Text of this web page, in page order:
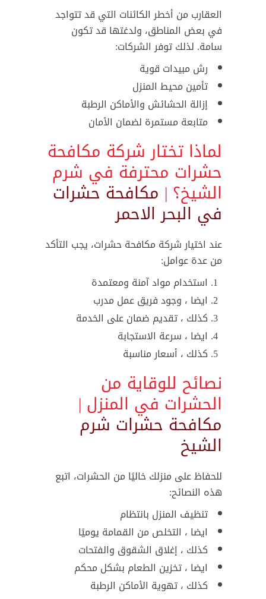
العقارب من أخطر الكائنات التي قد تتواجد
في بعض المناطق، ولدغتها قد تكون
سامة. لذلك توفر الشركات:
رش مبيدات قوية
تأمين محيط المنزل
إزالة الحشائش والأماكن الرطبة
متابعة مستمرة لضمان الأمان
لماذا تختار شركة مكافحة
حشرات محترفة في شرم
الشيخ؟ | مكافحة حشرات
في البحر الاحمر
عند اختيار شركة مكافحة حشرات، يجب التأكد
من عدة عوامل:
استخدام مواد آمنة ومعتمدة
ايضا ، وجود فريق عمل مدرب
كذلك ، تقديم ضمان على الخدمة
ايضا ، سرعة الاستجابة
كذلك ، أسعار مناسبة
نصائح للوقاية من
الحشرات في المنزل |
مكافحة حشرات شرم
الشيخ
للحفاظ على منزلك خاليًا من الحشرات، اتبع
هذه النصائح:
تنظيف المنزل بانتظام
ايضا ، التخلص من القمامة يوميًا
كذلك ، إغلاق الشقوق والفتحات
ايضا ، تخزين الطعام بشكل محكم
كذلك ، تهوية الأماكن الرطبة